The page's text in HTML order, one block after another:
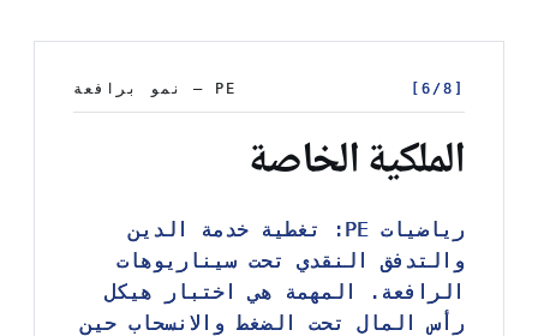
PE — نمو برافعة
الملكية الخاصة
رياضيات PE: تغطية خدمة الدين
والتدفق النقدي تحت سيناريوهات
الرافعة. المهمة هي اختبار هيكل
رأس المال تحت الضغط والانسحاب حين
PE — نمو برافعة
رياضيات PE: تغطية خدمة الدين
والتدفق النقدي تحت سيناريوهات
الرافعة. المهمة هي اختبار هيكل
رأس المال تحت الضغط والانسحاب حين